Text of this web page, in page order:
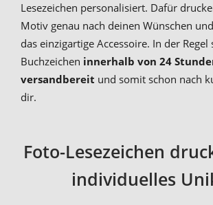
Lesezeichen personalisiert. Dafür
Motiv genau nach deinen Wünschen
das einzigartige Accessoire. In der Regel
Buchzeichen innerhalb von 24
versandbereit und somit schon nach
dir.
Foto-Lesezeichen
individuelles